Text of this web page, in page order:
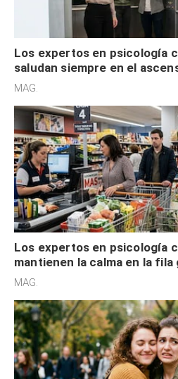
Los expertos en psicología
saludan siempre en el
defensiva y tienen apertura
MAG.
Los expertos en psicología
mantienen la calma en la
cognitiva, gratitud y no solo
MAG.